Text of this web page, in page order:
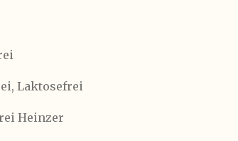
Laktosefrei
Heinzer